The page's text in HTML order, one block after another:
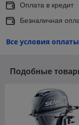
Оплата в кредит
Безналичная
Все условия оплаты
Подобные